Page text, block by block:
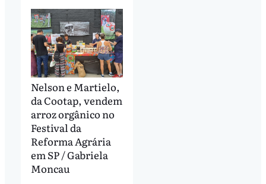
Nelson e Martielo,
da Cootap, vendem
arroz orgânico no
Festival da
Reforma Agrária
em SP / Gabriela
Moncau